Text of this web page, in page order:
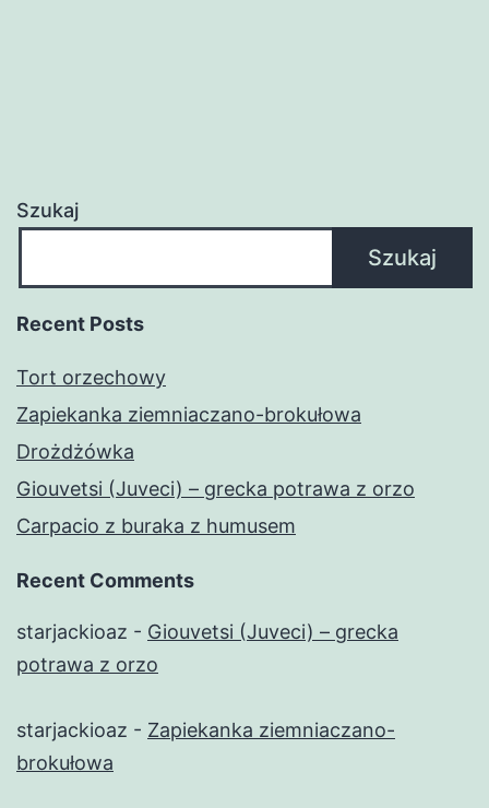
Szukaj
Szukaj
Recent Posts
Tort orzechowy
Zapiekanka ziemniaczano-brokułowa
Drożdżówka
Giouvetsi (Juveci) – grecka potrawa z orzo
Carpacio z buraka z humusem
Recent Comments
starjackioaz - Giouvetsi (Juveci) – grecka
potrawa z orzo
starjackioaz - Zapiekanka ziemniaczano-
brokułowa